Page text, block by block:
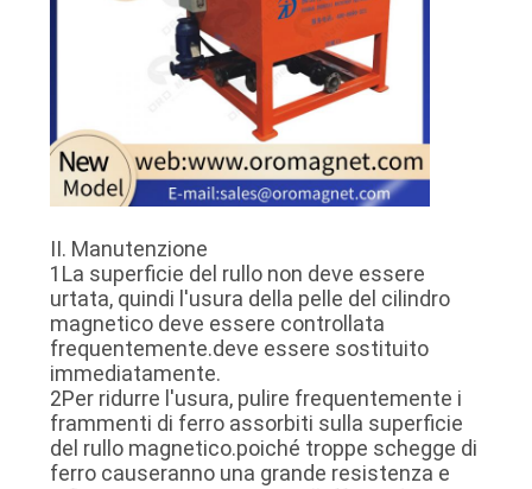
II. Manutenzione
1La superficie del rullo non deve essere
urtata, quindi l'usura della pelle del cilindro
magnetico deve essere controllata
frequentemente.deve essere sostituito
immediatamente.
2Per ridurre l'usura, pulire frequentemente i
frammenti di ferro assorbiti sulla superficie
del rullo magnetico.poiché troppe schegge di
ferro causeranno una grande resistenza e